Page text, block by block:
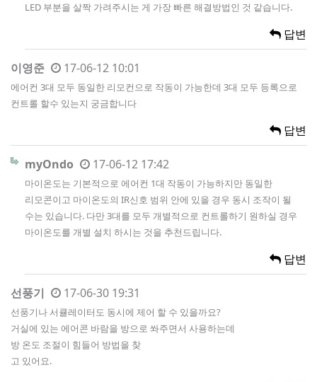
LED 부분을 살짝 가려주시는 게 가장 빠른 해결방법인 것 같습니다.
답변
이영준 17-06-12 10:01
에어컨 3대 모두 동일한 리모컨으로 작동이 가능한데 3대 모두 등록으로
컨트롤 할수 있는지 궁금합니다
답변
myOndo 17-06-12 17:42
마이온도는 기본적으로 에어컨 1대 작동이 가능하지만 동일한
리모콘이고 마이온도의 IR신호 범위 안에 있을 경우 동시 조작이 될
수는 있습니다. 다만 3대를 모두 개별적으로 컨트롤하기 원하실 경우
마이온도를 개별 설치 하시는 것을 추천드립니다.
답변
선풍기 17-06-30 19:31
선풍기나 서큘레이터도 동시에 제어 할 수 있을까요?
거실에 있는 에어콘 바람을 방으로 쏴주면서 사용하는데
방 온도 조절이 힘들어 방법을 찾
고 있어요.